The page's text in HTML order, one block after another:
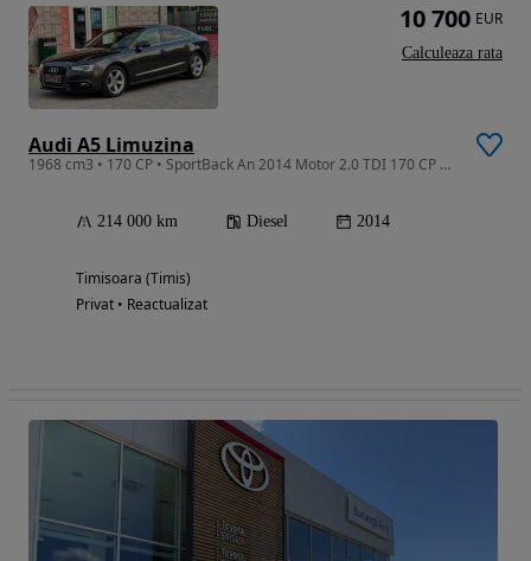
Audi A5 Limuzina
1968 cm3 • 170 CP • SportBack An 2014 Motor 2.0 TDI 170 CP Cutie Automata
214 000 km Diesel 2014
Timisoara (Timis)
Privat • Reactualizat
10 700 EUR
Calculeaza rata